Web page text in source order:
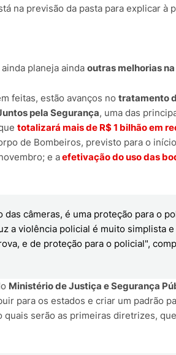
na previsão da pasta para explicar à
planeja ainda outras melhorias
feitas, estão avanços no tratamento
pela Segurança, uma das
totalizará mais de R$ 1 bilhão em
de Bombeiros, previsto para o
e aefetivação do uso das
das câmeras, é uma proteção para o
a violência policial é muito simplista
e de proteção para o policial",
Ministério de Justiça e Segurança
para os estados e criar um padrão
serão as primeiras diretrizes,